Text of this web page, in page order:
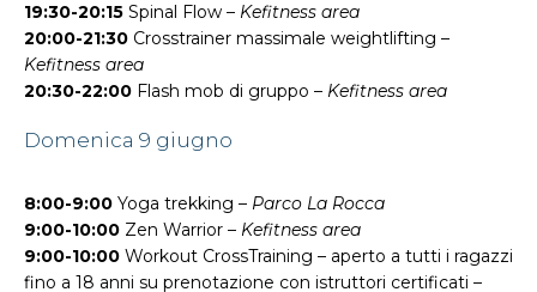
19:30-20:15 Spinal Flow – Kefitness area
20:00-21:30 Crosstrainer massimale weightlifting –
Kefitness area
20:30-22:00 Flash mob di gruppo – Kefitness area
Domenica 9 giugno
8:00-9:00 Yoga trekking – Parco La Rocca
9:00-10:00 Zen Warrior – Kefitness area
9:00-10:00 Workout CrossTraining – aperto a tutti i ragazzi
fino a 18 anni su prenotazione con istruttori certificati –